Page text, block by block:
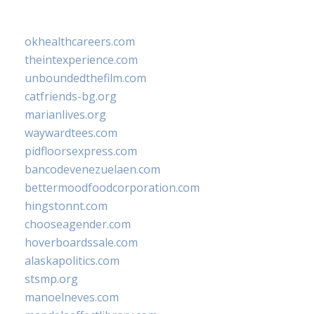
okhealthcareers.com
theintexperience.com
unboundedthefilm.com
catfriends-bg.org
marianlives.org
waywardtees.com
pidfloorsexpress.com
bancodevenezuelaen.com
bettermoodfoodcorporation.com
hingstonnt.com
chooseagender.com
hoverboardssale.com
alaskapolitics.com
stsmp.org
manoelneves.com